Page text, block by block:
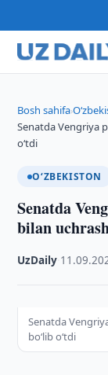
Bosh sahifa›
Senatda Vengriya
o‘tdi
O‘ZBEKISTON
Senatda
bilan
UzDaily
Senatda
bo‘lib o‘tdi